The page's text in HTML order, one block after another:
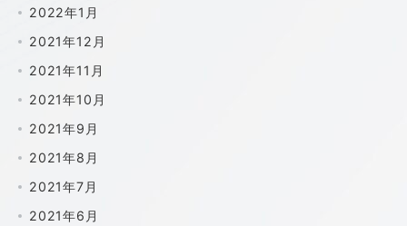
2022年1月
2021年12月
2021年11月
2021年10月
2021年9月
2021年8月
2021年7月
2021年6月